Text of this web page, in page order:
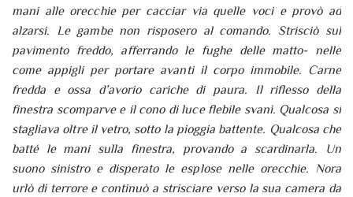
mani alle orecchie per cacciar via quelle voci e provò ad
alzarsi. Le gambe non risposero al comando. Strisciò sul
pavimento freddo, afferrando le fughe delle matto- nelle
come appigli per portare avanti il corpo immobile. Carne
fredda e ossa d’avorio cariche di paura. Il riflesso della
finestra scomparve e il cono di luce flebile svanì. Qualcosa si
stagliava oltre il vetro, sotto la pioggia battente. Qualcosa che
batté le mani sulla finestra, provando a scardinarla. Un
suono sinistro e disperato le esplose nelle orecchie. Nora
urlò di terrore e continuò a strisciare verso la sua camera da